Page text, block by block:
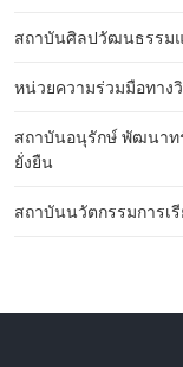
สถาบันศิลปวัฒนธรรม
หน่วยความร่วมมือทาง
สถาบันอนุรักษ์ พัฒนาท
ยั่งยืน
สถาบันนวัตกรรมการเ